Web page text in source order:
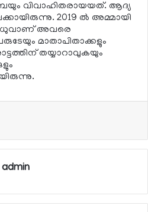
വിവാഹിതരായയത്. ആദ്യ
2019 ല്‍ അമ്മായി
അവരെ
മാതാപിതാക്കളും
തയ്യാറാവുകയും
admin